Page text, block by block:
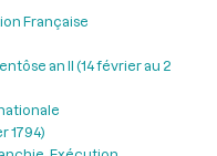
Française
an II (14 février au 2
1794)